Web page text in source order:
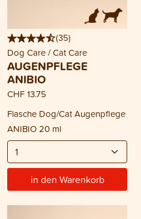
(35)
Dog Care / Cat Care
AUGENPFLEGE
ANIBIO
CHF 13.75
Flasche Dog/Cat Augenpflege
ANIBIO 20 ml
in den Warenkorb